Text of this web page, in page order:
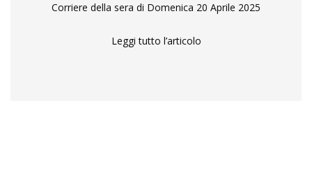
Corriere della sera di Domenica 20 Aprile 2025
Leggi tutto l’articolo